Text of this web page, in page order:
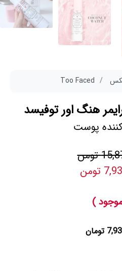
Too Faced
هنگ اور توفیسد
پوست
تومن
تومن
)